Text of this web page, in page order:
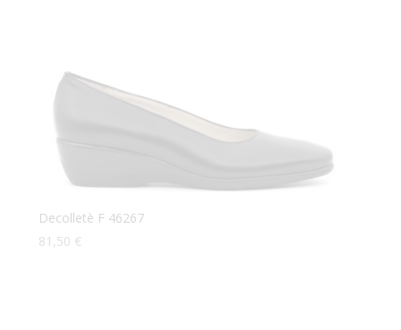
Decolletè F 46267
81,50 €